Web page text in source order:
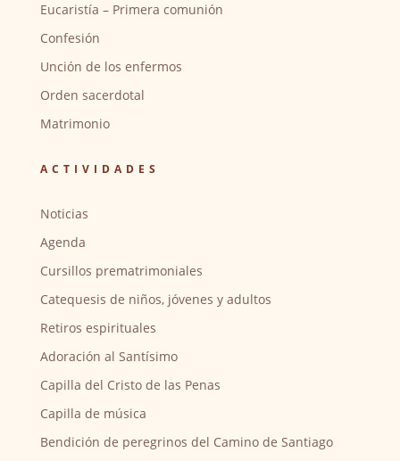
Eucaristía – Primera comunión
Confesión
Unción de los enfermos
Orden sacerdotal
Matrimonio
ACTIVIDADES
Noticias
Agenda
Cursillos prematrimoniales
Catequesis de niños, jóvenes y adultos
Retiros espirituales
Adoración al Santísimo
Capilla del Cristo de las Penas
Capilla de música
Bendición de peregrinos del Camino de Santiago